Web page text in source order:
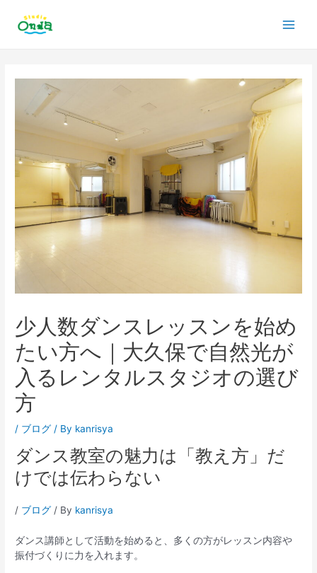
少人数ダンスレッスンを始め
たい方へ｜大久保で自然光が
入るレンタルスタジオの選び
方
/ ブログ / By kanrisya
ダンス教室の魅力は「教え方」だ
けでは伝わらない
/ ブログ / By kanrisya
ダンス講師として活動を始めると、多くの方がレッスン内容や
振付づくりに力を入れます。
ナ
ビ
ョ
ン